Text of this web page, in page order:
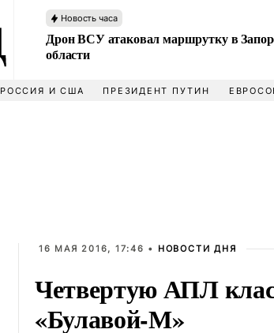
Новость часа
Дрон ВСУ атаковал маршрутку в
области
РОССИЯ И США ПРЕЗИДЕНТ ПУТИН
16 МАЯ 2016, 17:46 • НОВОСТИ ДНЯ
Четвертую АПЛ
«Булавой-М»